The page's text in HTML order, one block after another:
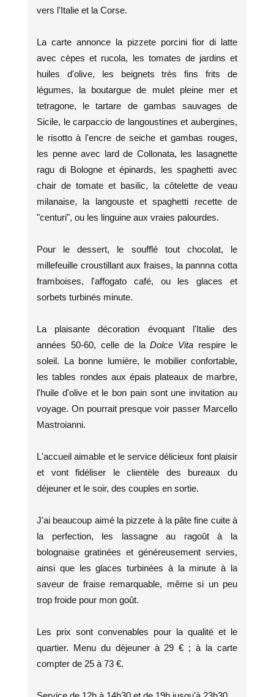
vers l'Italie et la Corse.
La carte annonce la pizzete porcini fior di latte
avec cèpes et rucola, les tomates de jardins et
huiles d'olive, les beignets très fins frits de
légumes, la boutargue de mulet pleine mer et
tetragone, le tartare de gambas sauvages de
Sicile, le carpaccio de langoustines et aubergines,
le risotto à l'encre de seiche et gambas rouges,
les penne avec lard de Collonata, les lasagnette
ragu di Bologne et épinards, les spaghetti avec
chair de tomate et basilic, la côtelette de veau
milanaise, la langouste et spaghetti recette de
"centuri", ou les linguine aux vraies palourdes.
Pour le dessert, le soufflé tout chocolat, le
millefeuille croustillant aux fraises, la pannna cotta
framboises, l'affogato café, ou les glaces et
sorbets turbinés minute.
La plaisante décoration évoquant l'Italie des
années 50-60, celle de laDolce Vita respire le
soleil. La bonne lumière, le mobilier confortable,
les tables rondes aux épais plateaux de marbre,
l'huile d'olive et le bon pain sont une invitation au
voyage. On pourrait presque voir passer Marcello
Mastroianni.
L'accueil aimable et le service délicieux font plaisir
et vont fidéliser le clientèle des bureaux du
déjeuner et le soir, des couples en sortie.
J'ai beaucoup aimé la pizzete à la pâte fine cuite à
la perfection, les lassagne au ragoût à la
bolognaise gratinées et généreusement servies,
ainsi que les glaces turbinées à la minute à la
saveur de fraise remarquable, même si un peu
trop froide pour mon goût.
Les prix sont convenables pour la qualité et le
quartier. Menu du déjeuner à 29 € ; à la carte
compter de 25 à 73 €.